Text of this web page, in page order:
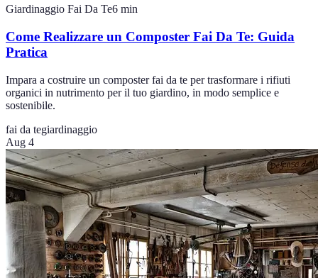
Giardinaggio Fai Da Te6 min
Come Realizzare un Composter Fai Da Te: Guida
Pratica
Impara a costruire un composter fai da te per trasformare i rifiuti
organici in nutrimento per il tuo giardino, in modo semplice e
sostenibile.
fai da tegiardinaggio
Aug 4